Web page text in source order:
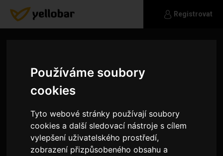
Používáme soubory
cookies
Tyto webové stránky používají soubory
cookies a další sledovací nástroje s cílem
vylepšení uživatelského prostředí,
zobrazení přizpůsobeného obsahu a
Registrovat